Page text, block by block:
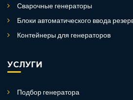
Сварочные генераторы
Блоки автоматического ввода
Контейнеры для генераторов
УСЛУГИ
Подбор генератора